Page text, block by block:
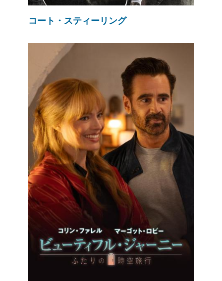
コート・スティーリング